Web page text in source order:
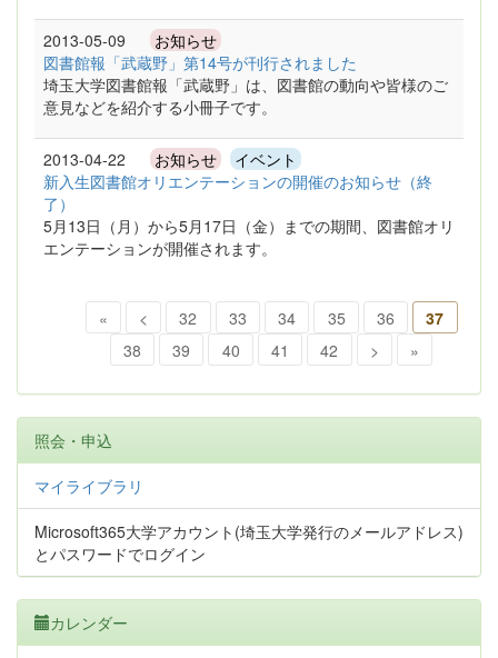
2013-05-09 お知らせ
図書館報「武蔵野」第14号が刊行されました
埼玉大学図書館報「武蔵野」は、図書館の動向や皆様のご
意見などを紹介する小冊子です。
2013-04-22 お知らせ イベント
新入生図書館オリエンテーションの開催のお知らせ（終
了）
5月13日（月）から5月17日（金）までの期間、図書館オリ
エンテーションが開催されます。
« < 32 33 34 35 36
37
38
39 40 41 42 > »
照会・申込
マイライブラリ
Microsoft365大学アカウント(埼玉大学発行のメールアドレス)
とパスワードでログイン
カレンダー